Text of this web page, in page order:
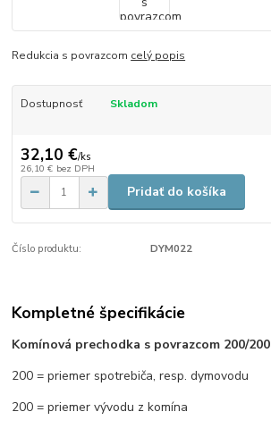
Redukcia s povrazcom celý popis
Dostupnosť Skladom
32,10 €/ks
26,10 € bez DPH
Pridať do košíka
Číslo produktu: DYM022
Kompletné špecifikácie
Komínová prechodka s povrazcom 200/200
200 = priemer spotrebiča, resp. dymovodu
200 = priemer vývodu z komína